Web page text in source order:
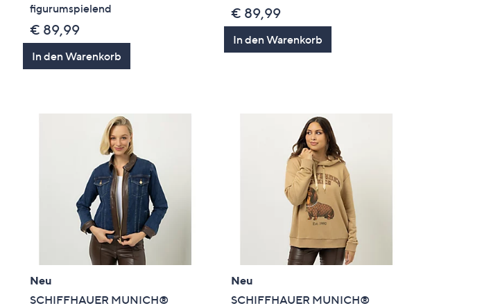
figurumspielend
€ 89,99
In den Warenkorb
€ 89,99
In den Warenkorb
Neu
SCHIFFHAUER MUNICH®
Neu
SCHIFFHAUER MUNICH®